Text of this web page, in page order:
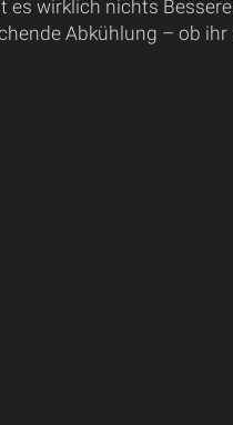
es wirklich nichts
Abkühlung – ob